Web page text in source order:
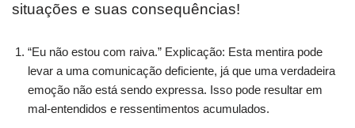
situações e suas consequências!
“Eu não estou com raiva.” Explicação: Esta mentira pode
levar a uma comunicação deficiente, já que uma verdadeira
emoção não está sendo expressa. Isso pode resultar em
mal-entendidos e ressentimentos acumulados.